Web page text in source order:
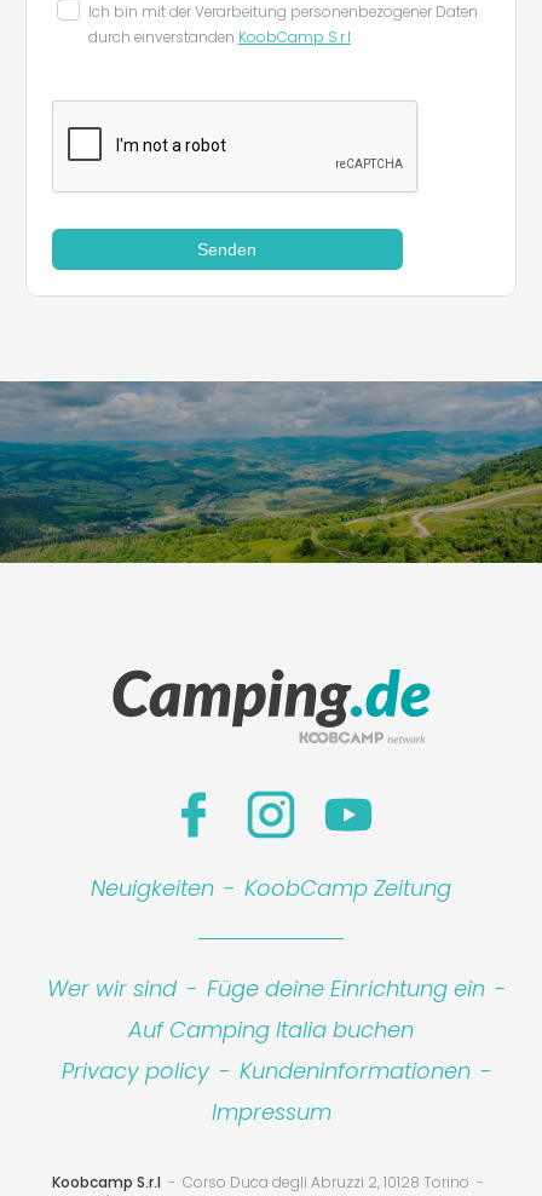
Ich bin mit der Verarbeitung personenbezogener Daten
durch einverstanden KoobCamp S.r.l
Senden
Leaflet |©
Neuigkeiten - KoobCamp Zeitung
Wer wir sind - Füge deine Einrichtung ein -
Auf Camping Italia buchen
Privacy policy - Kundeninformationen -
Impressum
Koobcamp S.r.l
Corso Duca degli Abruzzi 2, 10128 Torino